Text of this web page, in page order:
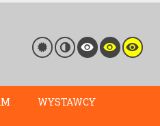
WYSTAWCY